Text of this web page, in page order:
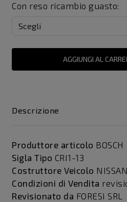
Con reso ricambio guasto:
AGGIUNGI AL
Descrizione
Produttore articolo BOSCH
Sigla Tipo CRI1-13
Costruttore Veicolo
Condizioni di Vendita
Revisionato da FORESI SRL